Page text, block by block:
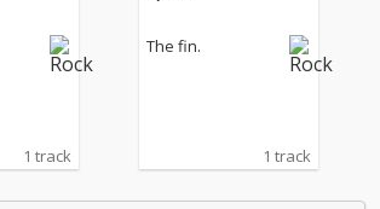
Desi
録曲「N
たし、ス
インチーム、M&E Desi
gnが制作。 収録曲「N
月24日付)を果たし、ス
1 track
The fin.
1 track